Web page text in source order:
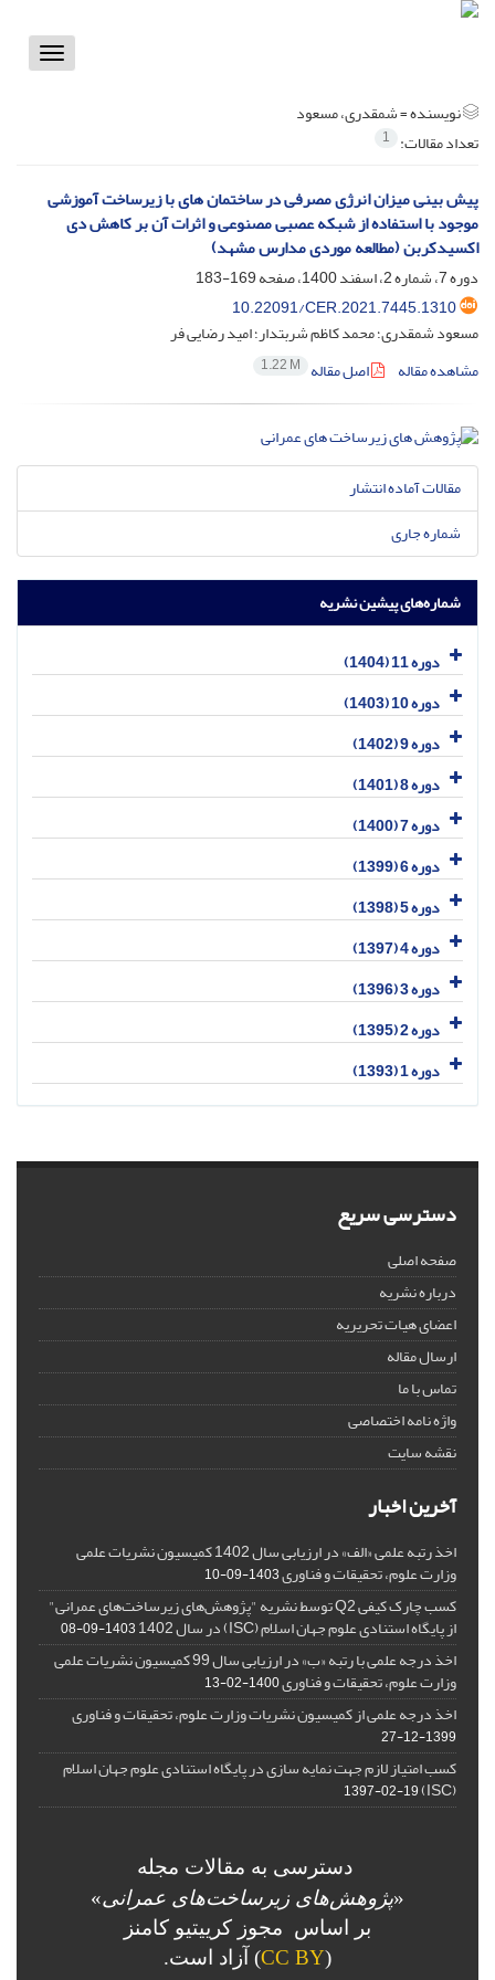
Toggle
نویسنده =شمقدری، مسعود
تعداد مقالات: 1
پیش ‏بینی میزان انرژی مصرفی در ساختمان‏ های با زیرساخت آموزشی
موجود با استفاده از شبکه عصبی مصنوعی و اثرات آن بر کاهش دی
‏اکسید‏کربن (مطالعه موردی مدارس مشهد)
دوره 7، شماره 2، اسفند 1400، صفحه
169-183
10.22091/CER.2021.7445.1310
مسعود شمقدری؛ محمد کاظم شربتدار؛ امید رضایی فر
مشاهده مقاله
اصل مقاله 1.22 M
مقالات آماده انتشار
شماره جاری
شماره‌های پیشین نشریه
دوره 11 (1404)
دوره 10 (1403)
دوره 9 (1402)
دوره 8 (1401)
دوره 7 (1400)
دوره 6 (1399)
دوره 5 (1398)
دوره 4 (1397)
دوره 3 (1396)
دوره 2 (1395)
دوره 1 (1393)
دسترسی سریع
صفحه اصلی
درباره نشریه
اعضای هیات تحریریه
ارسال مقاله
تماس با ما
واژه نامه اختصاصی
نقشه سایت
آخرین اخبار
اخذ رتبه علمی «الف» در ارزیابی سال 1402 کمیسیون نشریات علمی
وزارت علوم، تحقیقات و فناوری1403-09-10
کسب چارک کیفی Q2 توسط نشریه "پژوهش‌های زیرساخت‌های عمرانی"
از پایگاه استنادی علوم جهان اسلام (ISC) در سال 1402 1403-09-08
اخذ درجه علمی با رتبه «ب» در ارزیابی سال 99 کمیسیون نشریات علمی
وزارت علوم، تحقیقات و فناوری1400-02-13
اخذ درجه علمی از کمیسیون نشریات وزارت علوم، تحقیقات و فناوری
1399-12-27
کسب امتیاز لازم جهت نمایه سازی در پایگاه استنادی علوم جهان اسلام
(ISC)
1397-02-19
دسترسی به مقالات مجله
«پژوهش‌های زیرساخت‌های عمرانی»
بر اساس مجوز کرییتیو کامنز
(
CC BY) آزاد است.